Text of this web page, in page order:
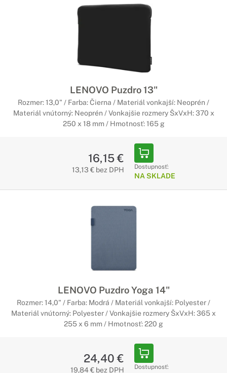
LENOVO Puzdro 13"
Rozmer: 13,0" / Farba: Čierna / Materiál vonkajší: Neoprén /
Materiál vnútorný: Neoprén / Vonkajšie rozmery ŠxVxH: 370 x
250 x 18 mm / Hmotnosť: 165 g
16,15 €
13,13 € bez DPH Dostupnosť:
NA SKLADE
LENOVO Puzdro Yoga 14"
Rozmer: 14,0" / Farba: Modrá / Materiál vonkajší: Polyester /
Materiál vnútorný: Polyester / Vonkajšie rozmery ŠxVxH: 365 x
255 x 6 mm / Hmotnosť: 220 g
24,40 €
19,84 € bez DPH Dostupnosť: